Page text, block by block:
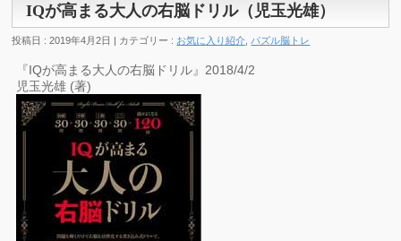
IQが高まる大人の右脳ドリル（児玉光雄）
投稿日 : 2019年4月2日 | カテゴリー : お気に入り紹介 パズル脳トレ
『IQが高まる大人の右脳ドリル』2018/4/2
児玉光雄 (著)